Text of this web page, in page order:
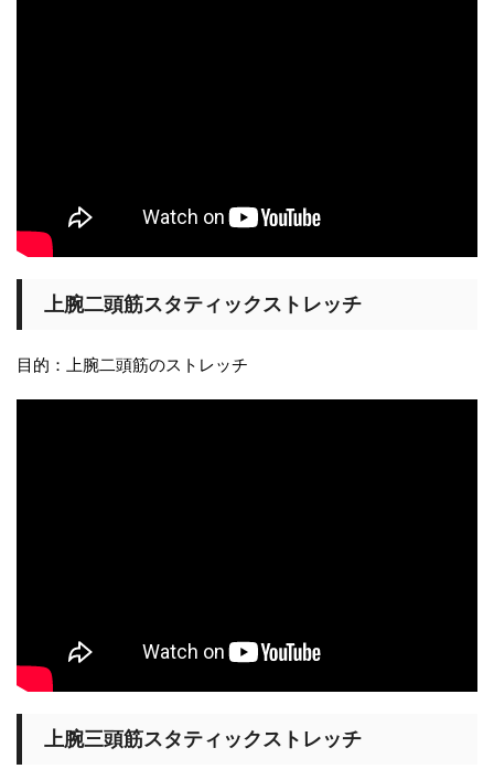
上腕二頭筋スタティックストレッチ
目的：上腕二頭筋のストレッチ
上腕三頭筋スタティックストレッチ